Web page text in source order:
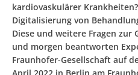
kardiovaskulärer
Digitalisierung von
Diese und weitere Fragen zur
und morgen beantworten
Fraunhofer-Gesellschaft auf
April 2022 in Berlin am